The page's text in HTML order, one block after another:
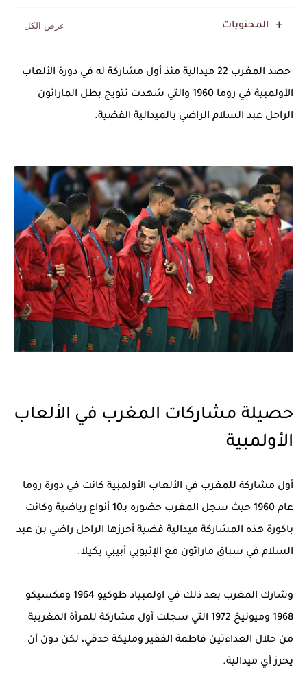
المحتويات
حصد المغرب 22 ميدالية منذ أول مشاركة له في دورة الألعاب
الأولمبية في روما 1960 والتي شهدت تتويج بطل الماراثون
الراحل عبد السلام الراضي بالميدالية الفضية.
حصيلة مشاركات المغرب في الألعاب
الأولمبية
أول مشاركة للمغرب في الألعاب الأولمبية كانت في دورة روما
عام 1960 حيث سجل المغرب حضوره بـ10 أنواع رياضية وكانت
باكورة هذه المشاركة ميدالية فضية أحرزها الراحل راضي بن عبد
السلام في سباق ماراثون مع الإثيوبي أبيبي بكيلا.
وشارك المغرب بعد ذلك في اولمبياد طوكيو 1964 ومكسيكو
1968 وميونيخ 1972 التي سجلت أول مشاركة للمرأة المغربية
من خلال العداءتين فاطمة الفقير ومليكة حدقي، لكن دون أن
يحرز أي ميدالية.